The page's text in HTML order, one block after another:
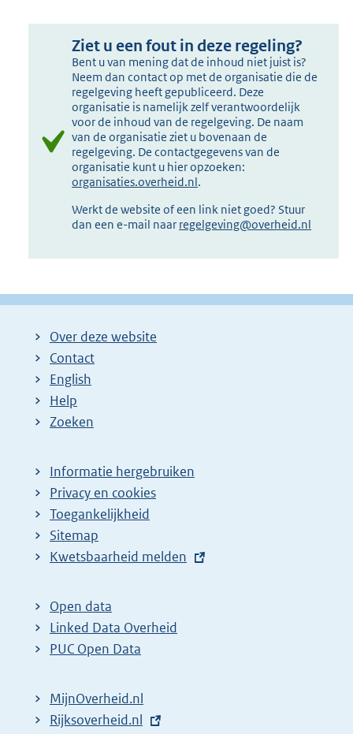
Ziet u een fout in deze regeling?
Bent u van mening dat de inhoud niet juist is?
Neem dan contact op met de organisatie die de
regelgeving heeft gepubliceerd. Deze
organisatie is namelijk zelf verantwoordelijk
voor de inhoud van de regelgeving. De naam
van de organisatie ziet u bovenaan de
regelgeving. De contactgegevens van de
organisatie kunt u hier opzoeken:
organisaties.overheid.nl.
Werkt de website of een link niet goed? Stuur
dan een e-mail naar regelgeving@overheid.nl
Over deze website
Contact
English
Help
Zoeken
Informatie hergebruiken
Privacy en cookies
Toegankelijkheid
Sitemap
E
t
e
r
l
i
Kwetsbaarheid melden
Open data
Linked Data Overheid
PUC Open Data
MijnOverheid.nl
E
Rijksoverheid.nl